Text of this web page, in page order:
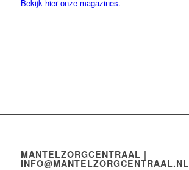
Bekijk hier onze magazines.
MANTELZORGCENTRAAL |
INFO@MANTELZORGCENTRAAL.NL